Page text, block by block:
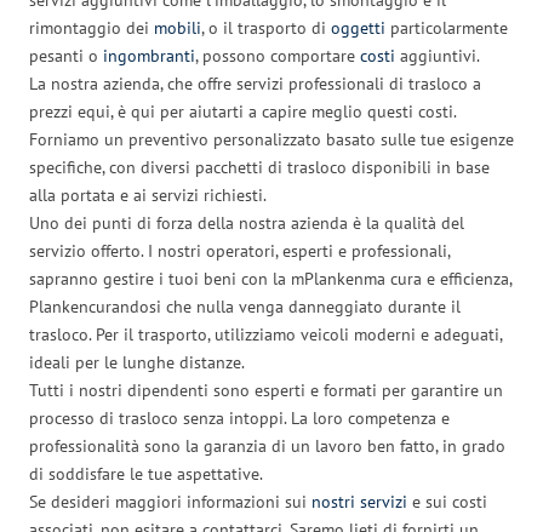
rimontaggio dei mobili, o il trasporto di oggetti particolarmente
pesanti o ingombranti, possono comportare costi aggiuntivi.
La nostra azienda, che offre servizi professionali di trasloco a
prezzi equi, è qui per aiutarti a capire meglio questi costi.
Forniamo un preventivo personalizzato basato sulle tue esigenze
specifiche, con diversi pacchetti di trasloco disponibili in base
alla portata e ai servizi richiesti.
Uno dei punti di forza della nostra azienda è la qualità del
servizio offerto. I nostri operatori, esperti e professionali,
sapranno gestire i tuoi beni con la mPlankenma cura e efficienza,
Plankencurandosi che nulla venga danneggiato durante il
trasloco. Per il trasporto, utilizziamo veicoli moderni e adeguati,
ideali per le lunghe distanze.
Tutti i nostri dipendenti sono esperti e formati per garantire un
processo di trasloco senza intoppi. La loro competenza e
professionalità sono la garanzia di un lavoro ben fatto, in grado
di soddisfare le tue aspettative.
Se desideri maggiori informazioni sui nostri servizi e sui costi